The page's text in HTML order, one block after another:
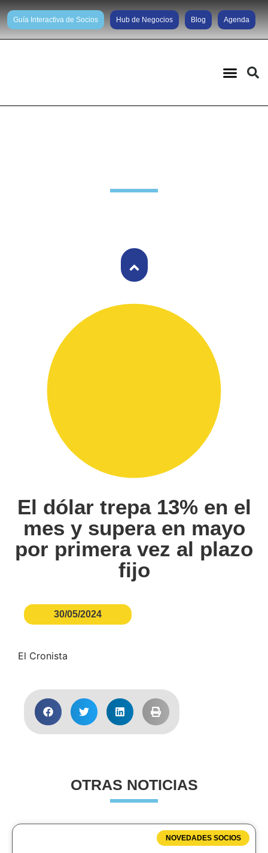
Guía Interactiva de Socios Hub de Negocios Blog Agenda
El dólar trepa 13% en el
mes y supera en mayo
por primera vez al plazo
fijo
30/05/2024
El Cronista
OTRAS NOTICIAS
NOVEDADES SOCIOS